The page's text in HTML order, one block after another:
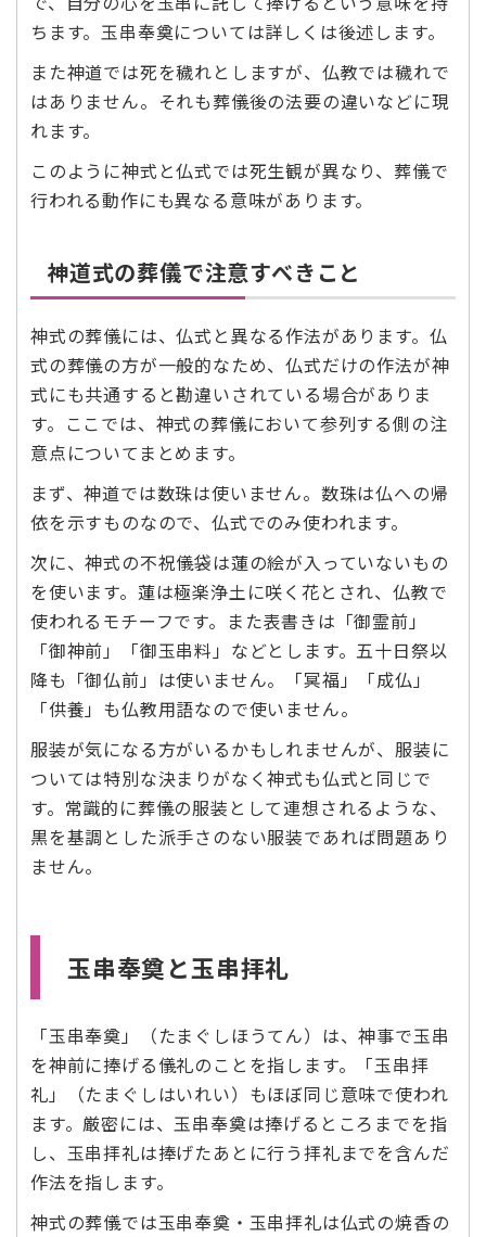
ちます。玉串奉奠については詳しくは後述します。
また神道では死を穢れとしますが、仏教では穢れで
はありません。それも葬儀後の法要の違いなどに現
れます。
このように神式と仏式では死生観が異なり、葬儀で
行われる動作にも異なる意味があります。
神道式の葬儀で注意すべきこと
神式の葬儀には、仏式と異なる作法があります。仏
式の葬儀の方が一般的なため、仏式だけの作法が神
式にも共通すると勘違いされている場合がありま
す。ここでは、神式の葬儀において参列する側の注
意点についてまとめます。
まず、神道では数珠は使いません。数珠は仏への帰
依を示すものなので、仏式でのみ使われます。
次に、神式の不祝儀袋は蓮の絵が入っていないもの
を使います。蓮は極楽浄土に咲く花とされ、仏教で
使われるモチーフです。また表書きは「御霊前」
「御神前」「御玉串料」などとします。五十日祭以
降も「御仏前」は使いません。「冥福」「成仏」
「供養」も仏教用語なので使いません。
服装が気になる方がいるかもしれませんが、服装に
ついては特別な決まりがなく神式も仏式と同じで
す。常識的に葬儀の服装として連想されるような、
黒を基調とした派手さのない服装であれば問題あり
ません。
玉串奉奠と玉串拝礼
「玉串奉奠」（たまぐしほうてん）は、神事で玉串
を神前に捧げる儀礼のことを指します。「玉串拝
礼」（たまぐしはいれい）もほぼ同じ意味で使われ
ます。厳密には、玉串奉奠は捧げるところまでを指
し、玉串拝礼は捧げたあとに行う拝礼までを含んだ
作法を指します。
神式の葬儀では玉串奉奠・玉串拝礼は仏式の焼香の